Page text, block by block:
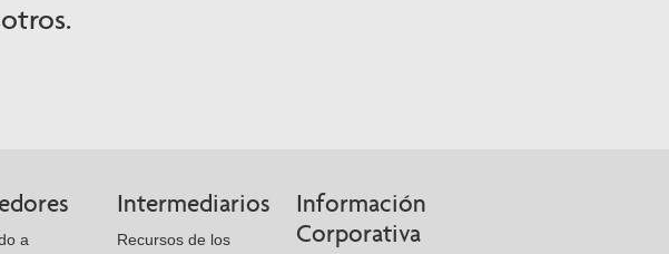
a
Intermediarios
Recursos de los
Información
Corporativa